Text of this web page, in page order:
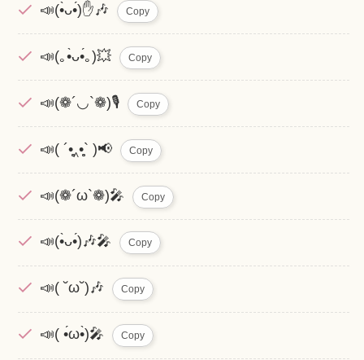
📣(•̀ᴗ•́)✋🎶 Copy
📣(｡•̀ᴗ•́｡)💥 Copy
📣(❁´◡`❁)🎙 Copy
📣( ´•̥̥̥‸•̥̥̥` )📢 Copy
📣(❁´ω`❁)🎤 Copy
📣(•̀ᴗ•́)🎶🎤 Copy
📣( ˘ω˘)🎶 Copy
📣( •́ω•̀)🎤 Copy